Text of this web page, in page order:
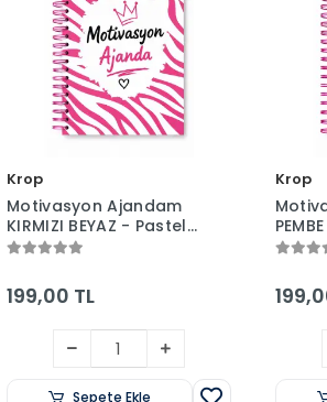
Krop
Motivasyon Ajandam
KIRMIZI BEYAZ - Pastel
Seri - Stickerlı -
Sert Kapak
199,00 TL
Sepete Ekle
Krop
Seri -
Sert